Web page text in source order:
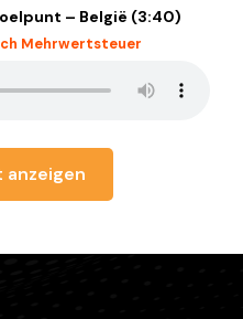
– België (3:40)
Mehrwertsteuer